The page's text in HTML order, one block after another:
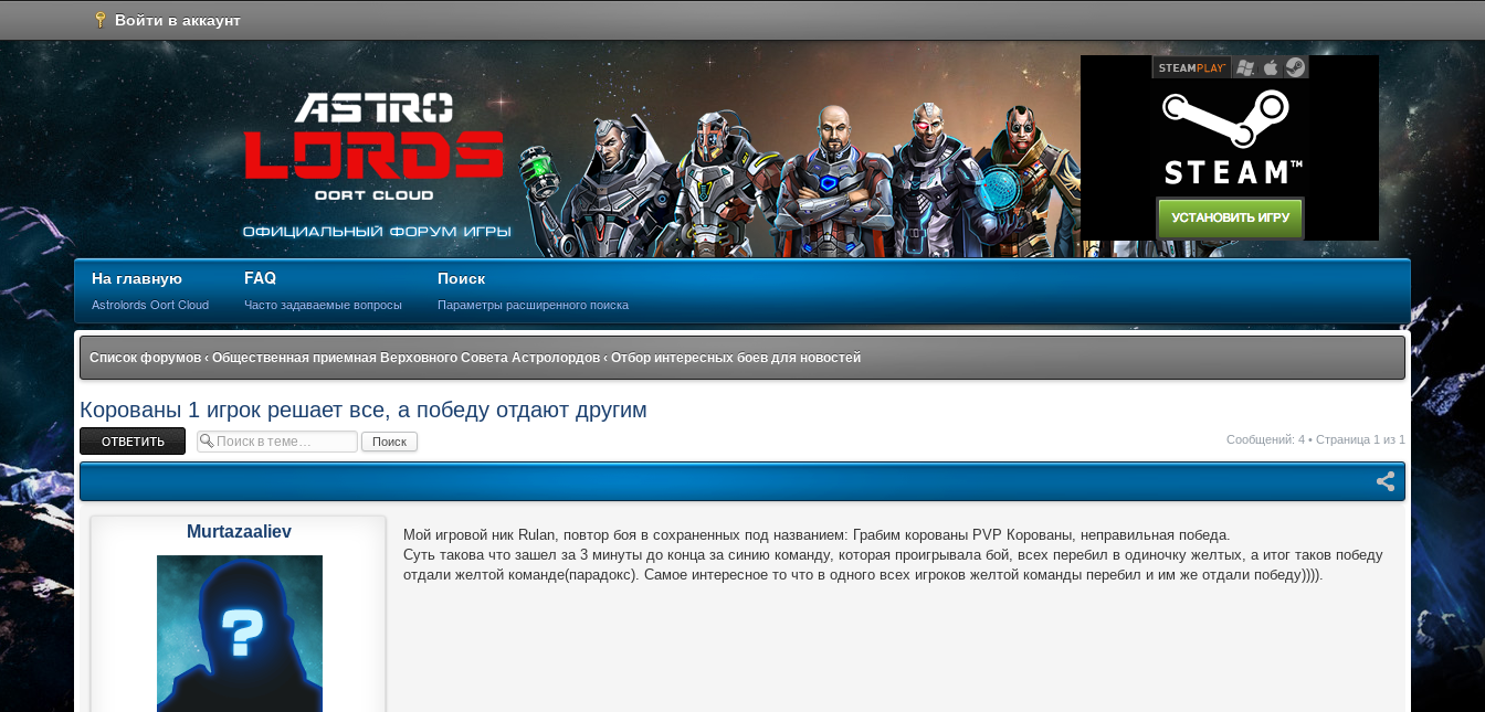
Войти в аккаунт
На главную
Astrolords Oort Cloud
FAQ
Часто задаваемые вопросы
Поиск
Параметры расширенного поиска
Список форумов ‹ Общественная приемная Верховного Совета Астролордов ‹ Отбор интересных боев для новостей
Корованы 1 игрок решает все, а победу отдают другим
Ответить Сообщений: 4 • Страница 1 из 1
Мой игровой ник Rulan, повтор боя в сохраненных под названием: Грабим корованы PVP Корованы, неправильная победа.
Суть такова что зашел за 3 минуты до конца за синию команду, которая проигрывала бой, всех перебил в одиночку желтых, а итог таков победу
отдали желтой команде(парадокс). Самое интересное то что в одного всех игроков желтой команды перебил и им же отдали победу)))).
Murtazaaliev